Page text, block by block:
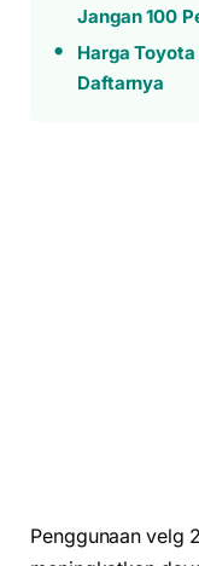
Jangan 100
Harga
Daftarnya
Penggunaan velg